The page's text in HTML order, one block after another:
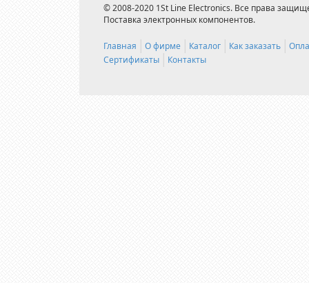
© 2008-2020 1St Line Electronics. Все права
Поставка электронных компонентов.
Главная О фирме Каталог Как заказать
Сертификаты
Контакты